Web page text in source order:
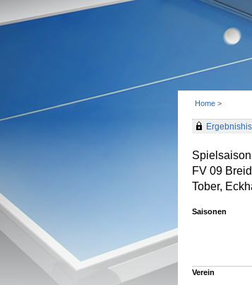
Home >
FV 09
Tober,
Saisonen
Verein